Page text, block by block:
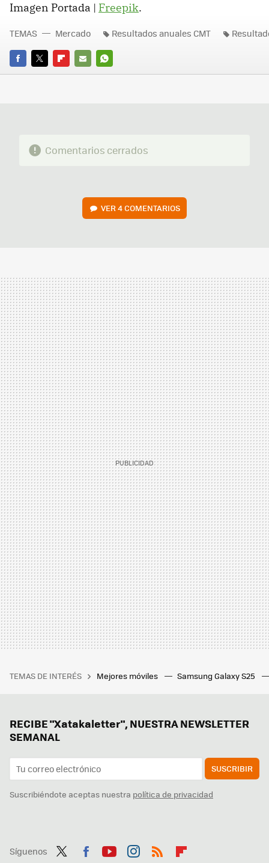
Imagen Portada | Freepik.
FACEBOOK
TWITTERFLIPBOARD
E-
WHATSAPP
TEMAS Mercado Resultados anuales CMT
Comentarios cerrados
VER4 COMENTARIOS
TEMAS DE INTERÉS Mejores móviles Samsung Galaxy S25
RECIBE "Xatakaletter", NUESTRA NEWSLETTER
SEMANAL
SUSCRIBIR
Suscribiéndote aceptas nuestra política de privacidad
Síguenos